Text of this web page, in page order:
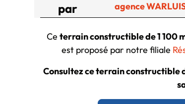
par
agence
Ce terrain constructible de 1 100
est proposé par notre filiale
Consultez ce terrain constructible